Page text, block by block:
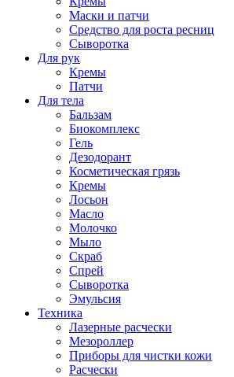
Маски и патчи
Средство для роста ресниц
Сыворотка
Для рук
Кремы
Патчи
Для тела
Бальзам
Биокомплекс
Гель
Дезодорант
Косметическая грязь
Кремы
Лосьон
Масло
Молочко
Мыло
Скраб
Спрей
Сыворотка
Эмульсия
Техника
Лазерные расчески
Мезороллер
Приборы для чистки кожи
Расчески